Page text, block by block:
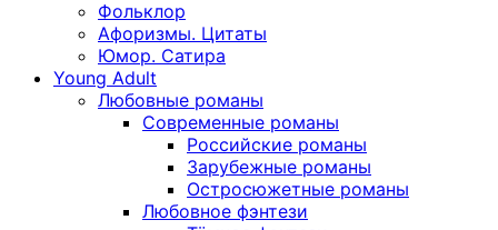
Фольклор
Афоризмы. Цитаты
Юмор. Сатира
Young Adult
Любовные романы
Современные романы
Российские романы
Зарубежные романы
Остросюжетные романы
Любовное фэнтези